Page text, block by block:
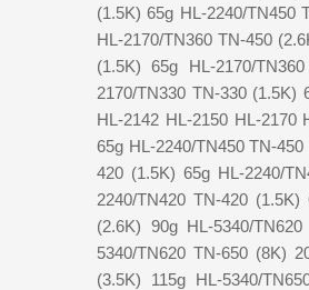
(1.5K) 65g HL-2240/TN450
HL-2170/TN360 TN-450
(1.5K) 65g HL-2170/
2170/TN330 TN-330 (1.5K)
HL-2142 HL-2150 HL-2170
65g HL-2240/TN450 TN-
420 (1.5K) 65g HL-2240/
2240/TN420 TN-420
(2.6K) 90g HL-5340/
5340/TN620 TN-650 (8K)
(3.5K) 115g HL-5340/